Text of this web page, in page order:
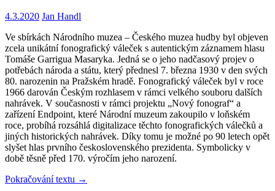
4.3.2020 Jan Handl
Ve sbírkách Národního muzea – Českého muzea hudby byl objeven
zcela unikátní fonografický váleček s autentickým záznamem hlasu
Tomáše Garrigua Masaryka. Jedná se o jeho nadčasový projev o
potřebách národa a státu, který přednesl 7. března 1930 v den svých
80. narozenin na Pražském hradě. Fonografický váleček byl v roce
1966 darován Českým rozhlasem v rámci velkého souboru dalších
nahrávek. V současnosti v rámci projektu „Nový fonograf“ a
zařízení Endpoint, které Národní muzeum zakoupilo v loňském
roce, probíhá rozsáhlá digitalizace těchto fonografických válečků a
jiných historických nahrávek. Díky tomu je možné po 90 letech opět
slyšet hlas prvního československého prezidenta. Symbolicky v
době těsně před 170. výročím jeho narození.
Pokračování textu Výjimečný
→